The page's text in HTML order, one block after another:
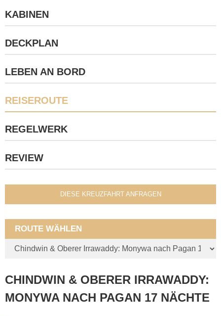
KABINEN
DECKPLAN
LEBEN AN BORD
REISEROUTE
REGELWERK
REVIEW
DIESE KREUZFAHRT ANFRAGEN
ROUTE WÄHLEN
CHINDWIN & OBERER IRRAWADDY:
MONYWA NACH PAGAN 17 NÄCHTE